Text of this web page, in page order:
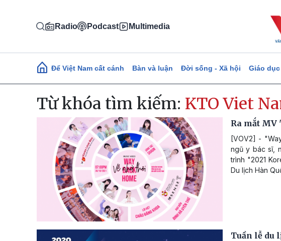
Radio Podcast Multimedia
Main navigation
Để Việt Nam cất cánh Bàn và luận Đời sống - Xã hội Giáo dục
Từ khóa tìm kiếm: KTO Viet
Ra mắt MV
[VOV2] -
ngũ y bác sĩ,
trình "2021
Du lịch Hàn
Tuần lễ du